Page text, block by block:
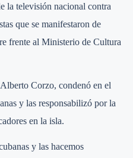
la televisión nacional contra
que se manifestaron de
frente al Ministerio de Cultura
Corzo, condenó en el
y las responsabilizó por la
en la isla.
y las hacemos